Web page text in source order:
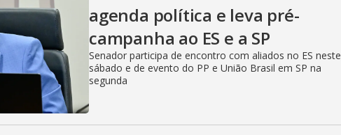
agenda política e leva pré-
campanha ao ES e a SP
Senador participa de encontro com aliados no ES neste
sábado e de evento do PP e União Brasil em SP na
segunda